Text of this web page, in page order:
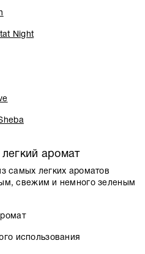
Night
аромат
самых легких ароматов
свежим и немного зеленым
использования